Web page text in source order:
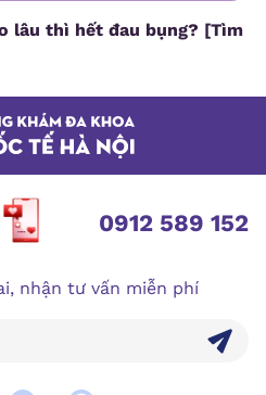
lâu thì hết đau bụng? [Tìm
0912 589 152
nhận tư vấn miễn phí